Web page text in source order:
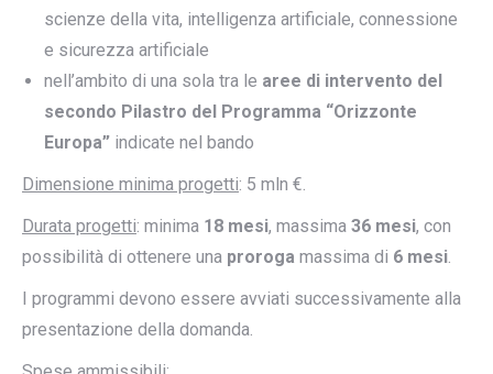
scienze della vita, intelligenza artificiale, connessione
e sicurezza artificiale
nell’ambito di una sola tra le aree di intervento del
secondo Pilastro del Programma “Orizzonte
Europa” indicate nel bando
Dimensione minima progetti: 5 mln €.
Durata progetti: minima 18 mesi, massima 36 mesi, con
possibilità di ottenere una proroga massima di 6 mesi.
I programmi devono essere avviati successivamente alla
presentazione della domanda.